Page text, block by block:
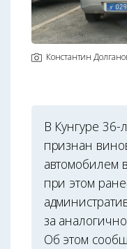
Константин
В Кунгуре
признан
автомобилем
при этом
за
Об этом